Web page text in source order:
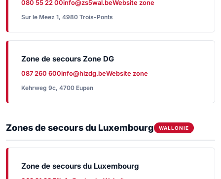
080 55 22 00info@zs5wal.beWebsite zone
Sur le Meez 1, 4980 Trois-Ponts
Zone de secours Zone DG
087 260 600info@hlzdg.beWebsite zone
Kehrweg 9c, 4700 Eupen
Zones de secours du Luxembourg WALLONIE
Zone de secours du Luxembourg